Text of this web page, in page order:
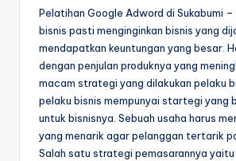
Pelatihan Google Adword di Sukabumi –
bisnis pasti menginginkan bisnis yang
mendapatkan keuntungan yang besar.
dengan penjulan produknya yang
macam strategi yang dilakukan pelaku
pelaku bisnis mempunyai startegi yang
untuk bisnisnya. Sebuah usaha harus
yang menarik agar pelanggan tertarik
Salah satu strategi pemasarannya yaitu